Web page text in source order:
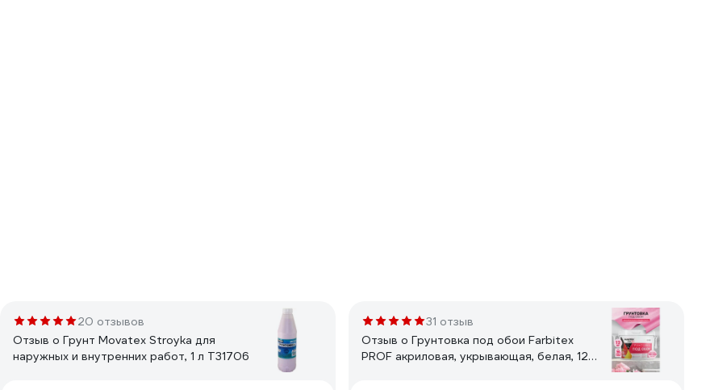
20 отзывов
Отзыв о Грунт Movatex Stroyka для
наружных и внутренних работ, 1 л Т31706
31 отзыв
Отзыв о Грунтовка под обои Farbitex
PROF акриловая, укрывающая, белая, 12